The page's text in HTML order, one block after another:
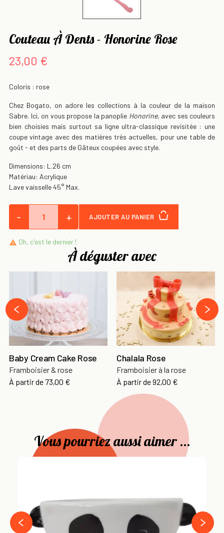
Couteau À Dents - Honorine Rose
23,00 €
Coloris : rose
Chez Bogato, on adore les collections à la couleur de la maison
Sabre. Ici, on vous propose la panoplie Honorine, avec ses couleurs
bien choisies mais surtout sa ligne ultra-classique revisitée : une
coupe vintage avec des matières très actuelles, pour une table de
goût - et des parts de Gâteux coupées avec style.
Dimensions: L.26 cm
Matériau: Acrylique
Lave vaisselle 45° Max.
- + AJOUTER AU PANIER
 Oh, c'est le dernier !
À déguster avec
Baby Cream Cake Rose
Framboisier & rose
À partir de 73,00 €
Chalala Rose
Framboisier à la rose
À partir de92,00 €
‹
›
Vous pourriez aussi aimer ...
‹
›